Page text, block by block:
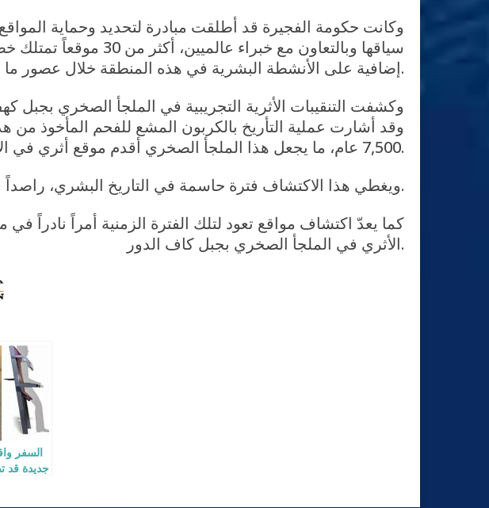
وكانت حكومة الفجيرة قد أطلقت مبادرة لتحديد وحماية
سياقها وبالتعاون مع
إضافية على الأنشطة البشرية في هذه المنطقة خلال عصور ما قبل التاريخ.
وكشفت التنقيبات الأثرية التجريبية في الملجأ الصخري
7,500 عام، ما يجعل هذا الملجأ الصخري أقدم موقع أثري في الإمارة.
ويغطي هذا الاكتشاف فترة حاسمة في التاريخ البشري، راصداً فترة الانتقال من الصيد وجمع الثمار إلى تربية الحيوانات وإنتاج الغذاء.
كما يعدّ اكتشاف مواقع تعود لتلك الفترة الزمنية أمراً
الأثري في الملجأ الصخري بجبل كاف الدور.
السفر
جديدة قد